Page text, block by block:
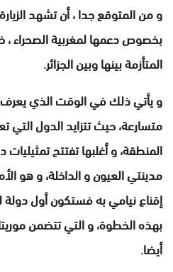
و من المتوقع جدا ، أن تشهد
بخصوص دعمها لمغربية الصحراء
المتأزمة بينها وبين الجزائر.
و يأتي ذلك في الوقت الذي
متسارعة، حيث تتزايد الدول التي
المنطقة، و أغلبها تفتتح
مدينتي العيون و الداخلة، و هو
إقناع نيامي به فستكون أول دولة
بهذه الخطوة، و التي تتضمن
أيضا.